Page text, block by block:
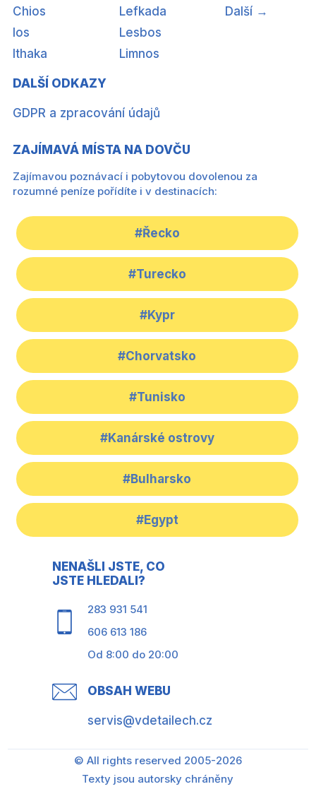
Chios
Ios
Ithaka
Lefkada
Lesbos
Limnos
Další →
DALŠÍ ODKAZY
GDPR a zpracování údajů
ZAJÍMAVÁ MÍSTA NA DOVČU
Zajímavou poznávací i pobytovou dovolenou za
rozumné peníze pořídíte i v destinacích:
#Řecko
#Turecko
#Kypr
#Chorvatsko
#Tunisko
#Kanárské ostrovy
#Bulharsko
#Egypt
NENAŠLI JSTE, CO
JSTE HLEDALI?
283 931 541
606 613 186
Od 8:00 do 20:00
OBSAH WEBU
servis@vdetailech.cz
© All rights reserved 2005-2026
Texty jsou autorsky chráněny